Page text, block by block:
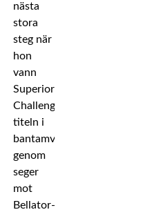
nästa
stora
steg när
hon
vann
Superior
Challenge-
titeln i
bantamvikt
genom
seger
mot
Bellator-